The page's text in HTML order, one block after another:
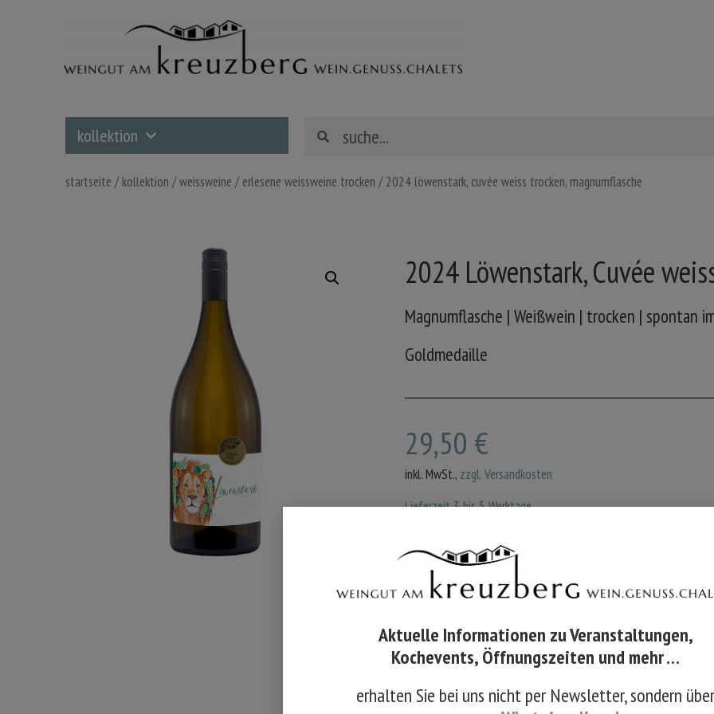
kollektion
startseite / kollektion /weissweine / erlesene weissweine trocken / 2024 löwenstark, cuvée weiss trocken, magnumflasche
2024 Löwenstark, Cuvée
Magnumflasche | Weißwein | trocken | spontan
Goldmedaille
29,50 €
inkl. MwSt., zzgl. Versandkosten
Lieferzeit 3 bis 5 Werktage.
produktinformation:
2024 Löwenstark, Cuvée weiss trocken
Aktuelle Informationen zu Veranstaltungen,
Kochevents, Öffnungszeiten und mehr …
erhalten Sie bei uns nicht per Newsletter, sondern über